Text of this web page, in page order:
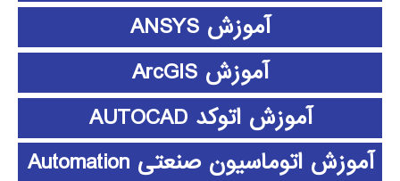
آموزش ANSYS
آموزش ArcGIS
آموزش اتوکد AUTOCAD
آموزش اتوماسیون صنعتی Automation